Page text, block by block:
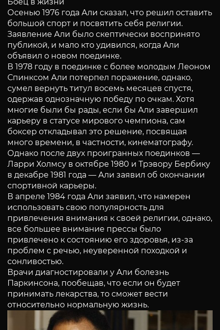
Осенью 1976 года Али сказал, что решил оставить
большой спорт и посвятить себя религии.
Заявление Али было скептически воспринято
публикой, и мало кто удивился, когда Али
объявил о новом поединке.
В 1978 году в поединке с более молодым Леоном
Спинксом Али потерпел поражение, однако,
сумел вернуть титул восемь месяцев спустя,
одержав однозначную победу по очкам. Хотя
многие были бы рады, если бы Али завершил
карьеру в статусе мирового чемпиона, сам
боксер откладывал это решение, посвящая
много времени, в частности, кинематографу.
Однако после двух проигранных поединков —
Ларри Холмсу в октябре 1980 и Трэвору Бербику
в декабре 1981 года — Али заявил об окончании
спортивной карьеры.
В апреле 1984 года Али заявил, что намерен
использовать свою популярность для
привлечения внимания к своей религии, однако,
все большее внимание прессы было
привлечено к состоянию его здоровья, из-за
проблем с речью, неуверенной походкой и
сонливостью.
Врачи диагностировали у Али болезнь
Паркинсона, пообещав, что если он будет
принимать лекарства, то сможет вести
относительно нормальную жизнь.